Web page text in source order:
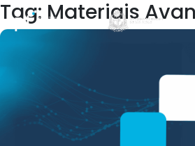
Tag: Materiais